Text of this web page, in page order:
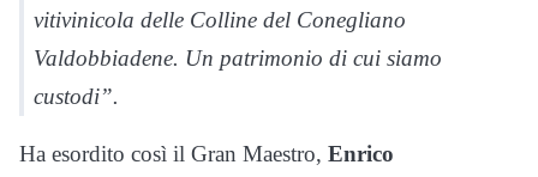
vitivinicola delle Colline del Conegliano
Valdobbiadene. Un patrimonio di cui siamo
custodi”.
Ha esordito così il Gran Maestro, Enrico